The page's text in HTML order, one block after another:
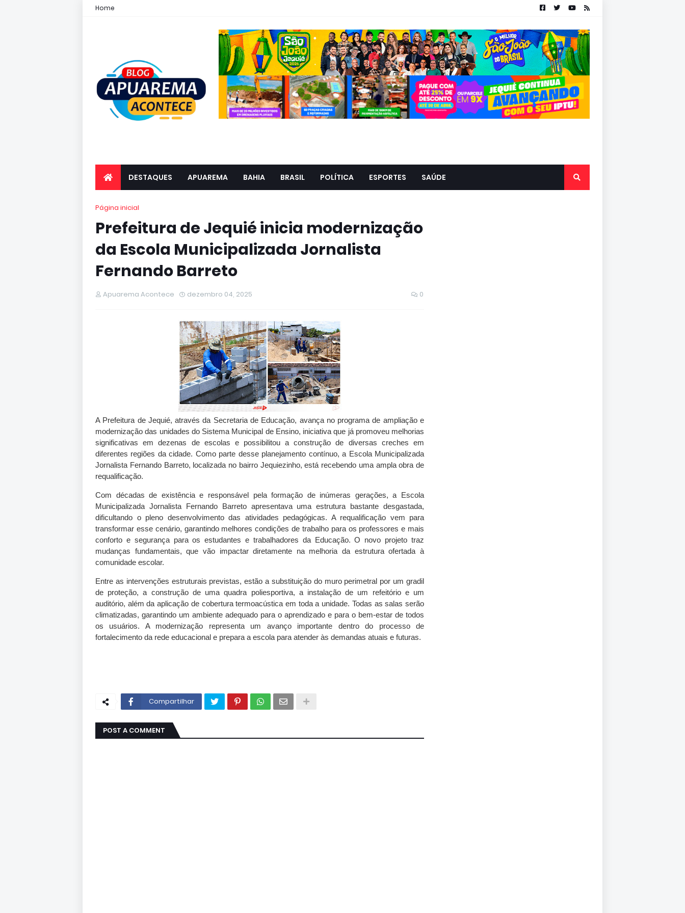
Home
DESTAQUES APUAREMA BAHIA BRASIL POLÍTICA ESPORTES SAÚDE
Página inicial
Prefeitura de Jequié inicia modernização
da Escola Municipalizada Jornalista
Fernando Barreto
Apuarema Acontece dezembro 04, 2025 0
A Prefeitura de Jequié, através da Secretaria de Educação, avança no programa de ampliação e
modernização das unidades do Sistema Municipal de Ensino, iniciativa que já promoveu melhorias
significativas em dezenas de escolas e possibilitou a construção de diversas creches em
diferentes regiões da cidade. Como parte desse planejamento contínuo, a Escola Municipalizada
Jornalista Fernando Barreto, localizada no bairro Jequiezinho, está recebendo uma ampla obra de
requalificação.
Com décadas de existência e responsável pela formação de inúmeras gerações, a Escola
Municipalizada Jornalista Fernando Barreto apresentava uma estrutura bastante desgastada,
dificultando o pleno desenvolvimento das atividades pedagógicas. A requalificação vem para
transformar esse cenário, garantindo melhores condições de trabalho para os professores e mais
conforto e segurança para os estudantes e trabalhadores da Educação. O novo projeto traz
mudanças fundamentais, que vão impactar diretamente na melhoria da estrutura ofertada à
comunidade escolar.
Entre as intervenções estruturais previstas, estão a substituição do muro perimetral por um gradil
de proteção, a construção de uma quadra poliesportiva, a instalação de um refeitório e um
auditório, além da aplicação de cobertura termoacústica em toda a unidade. Todas as salas serão
climatizadas, garantindo um ambiente adequado para o aprendizado e para o bem-estar de todos
os usuários. A modernização representa um avanço importante dentro do processo de
fortalecimento da rede educacional e prepara a escola para atender às demandas atuais e futuras.
Compartilhar
POST A COMMENT